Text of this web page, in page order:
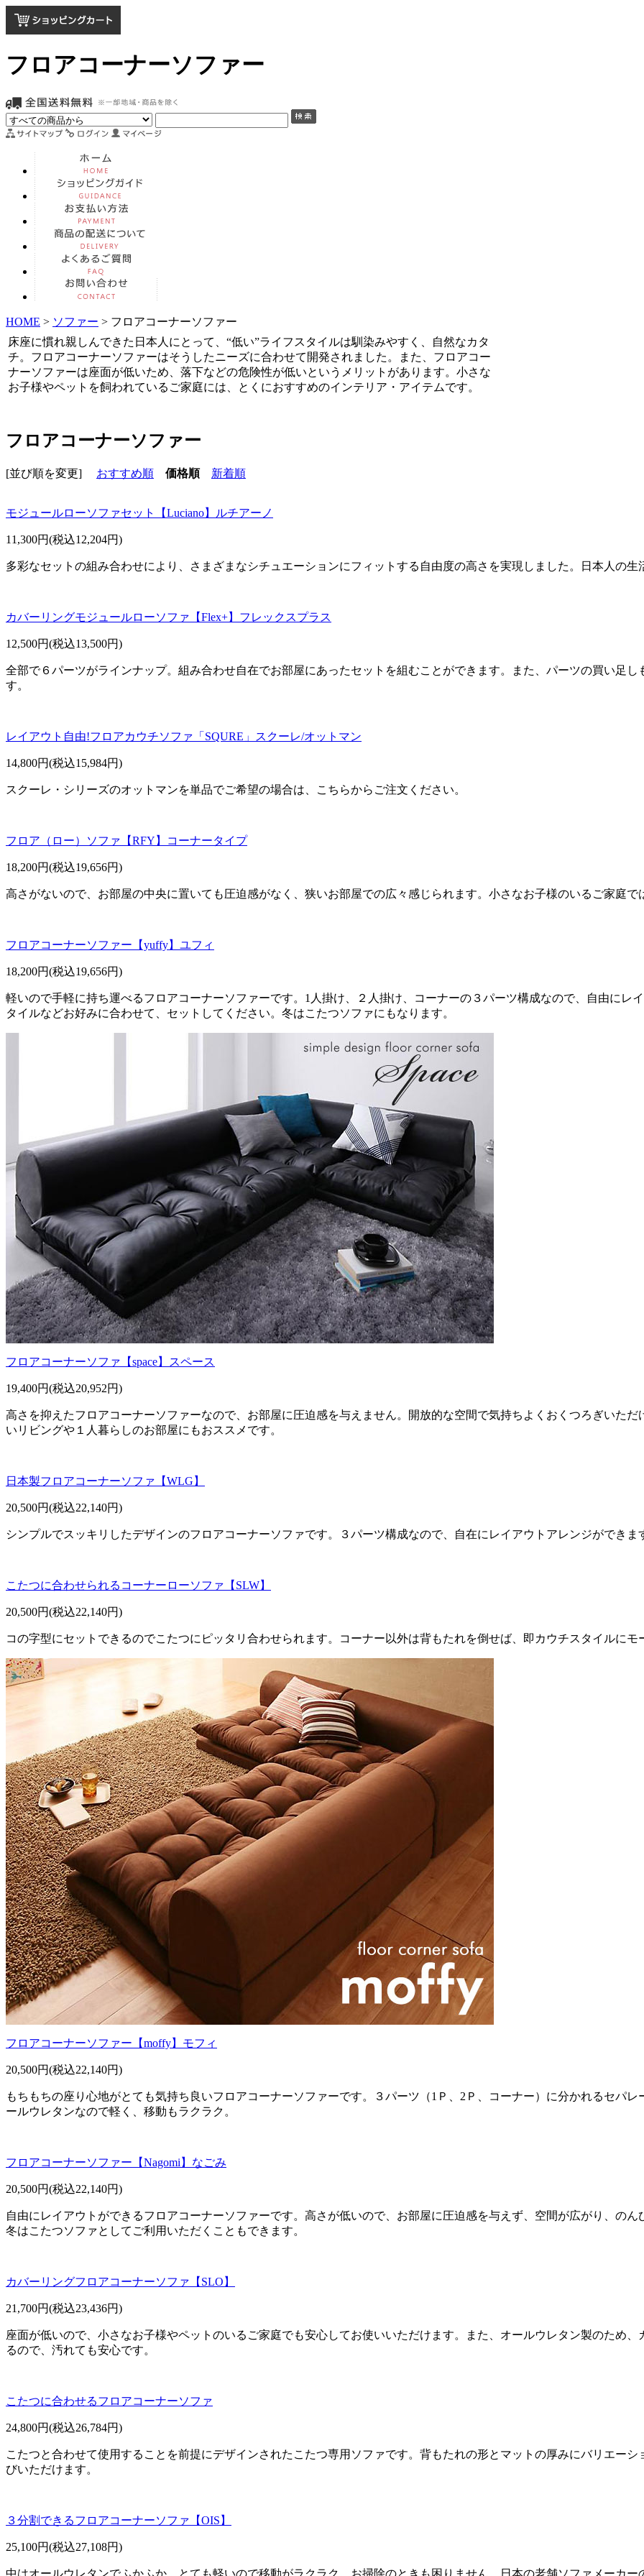
フロアコーナーソファー
HOME > ソファー > フロアコーナーソファー
床座に慣れ親しんできた日本人にとって、“低い”ライフスタイルは馴染みやすく、自然なカタ
チ。フロアコーナーソファーはそうしたニーズに合わせて開発されました。また、フロアコー
ナーソファーは座面が低いため、落下などの危険性が低いというメリットがあります。小さな
お子様やペットを飼われているご家庭には、とくにおすすめのインテリア・アイテムです。
フロアコーナーソファー
[並び順を変更] おすすめ順 価格順 新着順
モジュールローソファセット【Luciano】ルチアーノ
11,300円(税込12,204円)
多彩なセットの組み合わせにより、さまざまなシチュエーションにフィットする自由度の高さを実現しました。日本人の生
カバーリングモジュールローソファ【Flex+】フレックスプラス
12,500円(税込13,500円)
全部で６パーツがラインナップ。組み合わせ自在でお部屋にあったセットを組むことができます。また、パーツの買い足
す。
レイアウト自由!フロアカウチソファ「SQURE」スクーレ/オットマン
14,800円(税込15,984円)
スクーレ・シリーズのオットマンを単品でご希望の場合は、こちらからご注文ください。
フロア（ロー）ソファ【RFY】コーナータイプ
18,200円(税込19,656円)
高さがないので、お部屋の中央に置いても圧迫感がなく、狭いお部屋での広々感じられます。小さなお子様のいるご家庭で
フロアコーナーソファー【yuffy】ユフィ
18,200円(税込19,656円)
軽いので手軽に持ち運べるフロアコーナーソファーです。1人掛け、２人掛け、コーナーの３パーツ構成なので、自由にレ
タイルなどお好みに合わせて、セットしてください。冬はこたつソファにもなります。
フロアコーナーソファ【space】スペース
19,400円(税込20,952円)
高さを抑えたフロアコーナーソファーなので、お部屋に圧迫感を与えません。開放的な空間で気持ちよくおくつろぎいた
いリビングや１人暮らしのお部屋にもおススメです。
日本製フロアコーナーソファ【WLG】
20,500円(税込22,140円)
シンプルでスッキリしたデザインのフロアコーナーソファです。３パーツ構成なので、自在にレイアウトアレンジができま
こたつに合わせられるコーナーローソファ【SLW】
20,500円(税込22,140円)
コの字型にセットできるのでこたつにピッタリ合わせられます。コーナー以外は背もたれを倒せば、即カウチスタイルにモ
フロアコーナーソファー【moffy】モフィ
20,500円(税込22,140円)
もちもちの座り心地がとても気持ち良いフロアコーナーソファーです。３パーツ（1Ｐ、2Ｐ、コーナー）に分かれるセパ
ールウレタンなので軽く、移動もラクラク。
フロアコーナーソファー【Nagomi】なごみ
20,500円(税込22,140円)
自由にレイアウトができるフロアコーナーソファーです。高さが低いので、お部屋に圧迫感を与えず、空間が広がり、の
冬はこたつソファとしてご利用いただくこともできます。
カバーリングフロアコーナーソファ【SLO】
21,700円(税込23,436円)
座面が低いので、小さなお子様やペットのいるご家庭でも安心してお使いいただけます。また、オールウレタン製のため
るので、汚れても安心です。
こたつに合わせるフロアコーナーソファ
24,800円(税込26,784円)
こたつと合わせて使用することを前提にデザインされたこたつ専用ソファです。背もたれの形とマットの厚みにバリエー
びいただけます。
３分割できるフロアコーナーソファ【OIS】
25,100円(税込27,108円)
中はオールウレタンでふかふか。とても軽いので移動がラクラク。お掃除のときも困りません。日本の老舗ソファメーカー